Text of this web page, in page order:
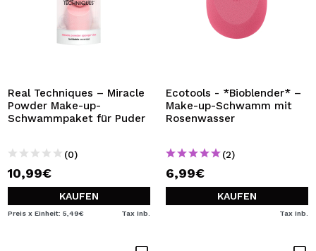
Real Techniques – Miracle
Powder Make-up-
Schwammpaket für Puder
(0)
10,99€
KAUFEN
Preis x Einheit: 5,49€ Tax Inb.
Ecotools - *Bioblender* –
Make-up-Schwamm mit
Rosenwasser
(2)
6,99€
KAUFEN
Tax Inb.